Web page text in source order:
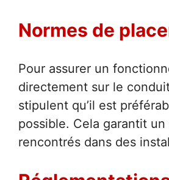
Normes de
Pour assurer un
directement sur le
stipulent qu’il est
possible. Cela garantit
rencontrés dans des